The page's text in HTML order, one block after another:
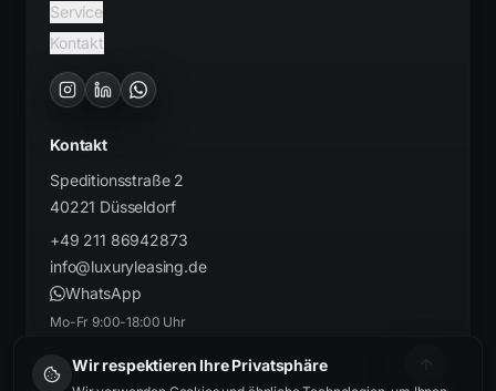
Wir respektieren Ihre Privatsphäre
Service
Kontakt
Kontakt
Speditionsstraße 2
40221 Düsseldorf
​+49 211 86942873
info@luxuryleasing.de
WhatsApp
Mo-Fr 9:00-18:00 Uhr